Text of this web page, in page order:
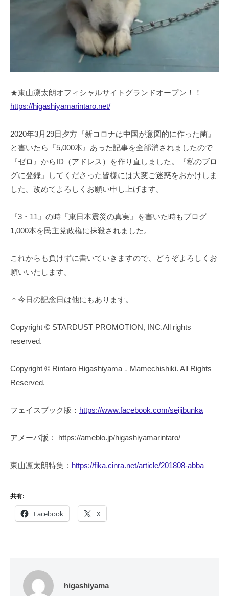
★東山凛太朗オフィシャルサイトグランドオープン！！
https://higashiyamarintaro.net/
2020年3月29日夕方『新コロナは中国が意図的に作った菌』
と書いたら『5,000本』あった記事を全部消されましたので
『ゼロ』からID（アドレス）を作り直しました。『私のブロ
グに登録』してくださった皆様には大変ご迷惑をおかけしま
した。改めてよろしくお願い申し上げます。
『3・11』の時『東日本震災の真実』を書いた時もブログ
1,000本を民主党政権に抹殺されました。
これからも負けずに書いていきますので、どうぞよろしくお
願いいたします。
＊今日の記念日は他にもあります。
Copyright © STARDUST PROMOTION, INC.All rights
reserved.
Copyright © Rintaro Higashiyama．Mamechishiki. All Rights
Reserved.
フェイスブック版： https://www.facebook.com/seijibunka
アメーバ版： https://ameblo.jp/higashiyamarintaro/
東山凛太朗特集： https://fika.cinra.net/article/201808-abba
共有:
Facebook X
higashiyama